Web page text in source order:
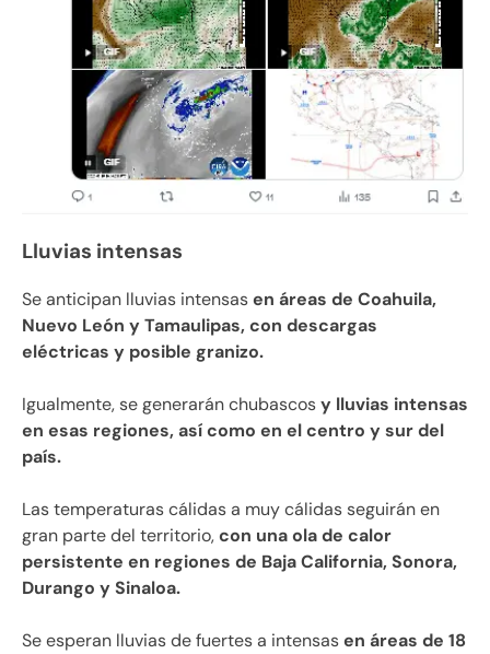
Lluvias intensas
Se anticipan lluvias intensasen áreas de Coahuila,
Nuevo León y Tamaulipas, con descargas
eléctricas y posible granizo.
Igualmente, se generarán chubascosy lluvias intensas
en esas regiones, así como en el centro y sur del
país.
Las temperaturas cálidas a muy cálidas seguirán en
gran parte del territorio,con una ola de calor
persistente en regiones de Baja California, Sonora,
Durango y Sinaloa.
Se esperan lluvias de fuertes a intensasen áreas de 18